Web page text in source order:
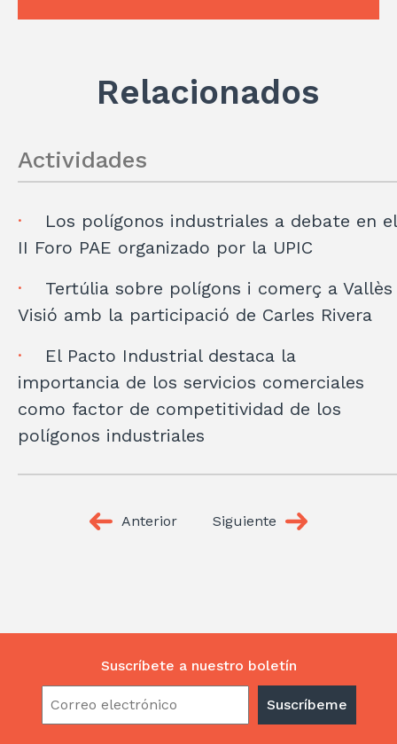
Relacionados
Actividades
Los polígonos industriales a debate en el
II Foro PAE organizado por la UPIC
Tertúlia sobre polígons i comerç a Vallès
Visió amb la participació de Carles Rivera
El Pacto Industrial destaca la
importancia de los servicios comerciales
como factor de competitividad de los
polígonos industriales
Anterior Siguiente
Suscríbete a nuestro boletín